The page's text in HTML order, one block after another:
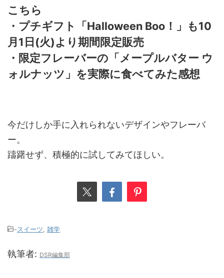
こちら
・プチギフト「Halloween Boo！」も10
月1日(火)より期間限定販売
・限定フレーバーの「メープルバター ウ
ォルナッツ」を実際に食べてみた感想
今だけしか手に入れられないデザインやフレーバ
ー。
躊躇せず、積極的に試してみてほしい。
-スイーツ 雑学
執筆者: DSR編集部